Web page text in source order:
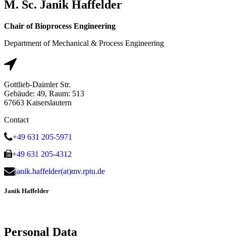
M. Sc. Janik Haffelder
Chair of Bioprocess Engineering
Department of Mechanical & Process Engineering
Gottlieb-Daimler Str.
Gebäude: 49, Raum: 513
67663 Kaiserslautern
Contact
+49 631 205-5971
+49 631 205-4312
janik.haffelder(at)mv.rptu.de
Janik Haffelder
Personal Data